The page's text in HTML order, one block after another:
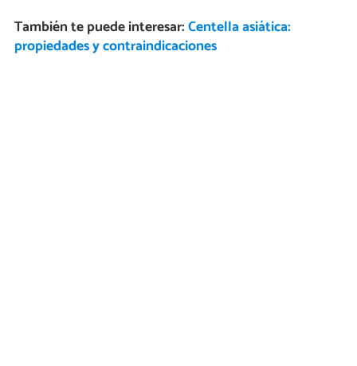
También te puede interesar:Centella asiática:
propiedades y contraindicaciones